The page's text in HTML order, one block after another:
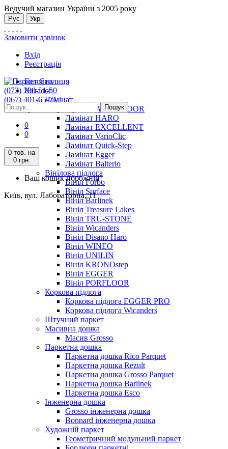
Ведучий магазин України з 2005 року
Рус Укр
Замовити дзвінок
Вхід
Реєстрація
(073) 780-51-50
(067) 401-65-71
Київ, вул. Лабораторна, 11
Пошук
0
0
0 тов. на
0 грн.
Ваш кошик порожній!
Київ, вул. Лабораторна, 11
Головна
Каталог
Ламінат
Ламінат ALSAFLOOR
Ламінат HARO
Ламінат EXCELLENT
Ламінат VarioClic
Ламінат Quick-Step
Ламінат Egger
Ламінат Balterio
Вінілова підлога
Вініл Forbo
Вініл Surface
Вініл Barlinek
Вініл Treasure Lakes
Вініл TRU-STONE
Вініл Wicanders
Вініл Disano Haro
Вініл WINEO
Вініл UNILIN
Вініл KRONOstep
Вініл EGGER
Вініл PORFLOOR
Коркова підлога
Коркова підлога EGGER PRO
Коркова підлога Wicanders
Штучний паркет
Масивна дошка
Масив Grosso
Паркетна дошка
Паркетна дошка Rico Parquet
Паркетна дошка Rezult
Паркетна дошка Grosso Parquet
Паркетна дошка Barlinek
Паркетна дошка Esco
Інженерна дошка
Grosso інженерна дошка
Bonnard інженерна дошка
Художній паркет
Геометричний модульний паркет